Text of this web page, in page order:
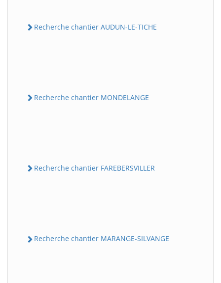
Recherche chantier AUDUN-LE-TICHE
Recherche chantier MONDELANGE
Recherche chantier FAREBERSVILLER
Recherche chantier MARANGE-SILVANGE